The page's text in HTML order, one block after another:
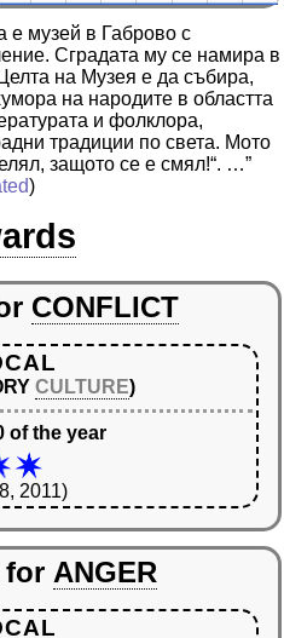
е музей в Габрово с
Сградата му се намира в
на Музея е да събира,
на народите в областта
и фолклора,
традиции по света. Мото
защото се е смял!“. …”
)
CONFLICT
CULTURE)
of the year
2011)
for ANGER